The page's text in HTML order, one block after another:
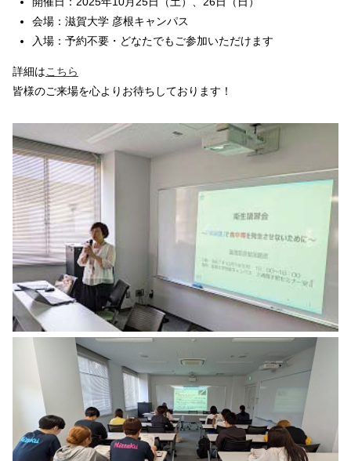
会場：滋賀大学 彦根キャンパス
入場：予約不要・どなたでもご参加いただけます
詳細はこちら
皆様のご来場を心よりお待ちしております！